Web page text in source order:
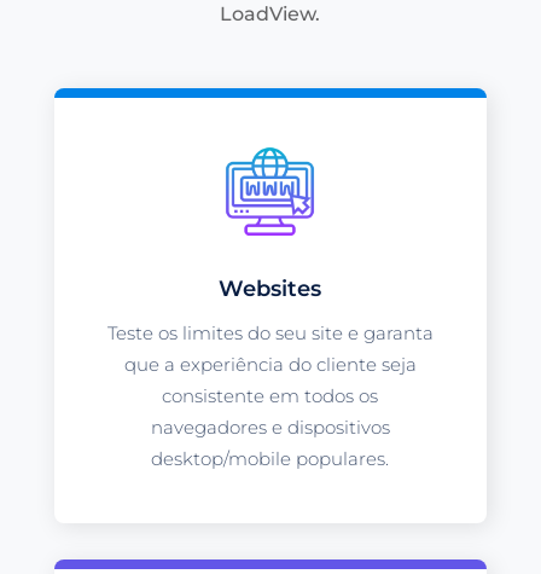
LoadView.
Websites
Teste os limites do seu site e garanta
que a experiência do cliente seja
consistente em todos os
navegadores e dispositivos
desktop/mobile populares.